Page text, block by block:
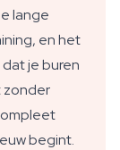
lange
en het
je buren
zonder
begint.